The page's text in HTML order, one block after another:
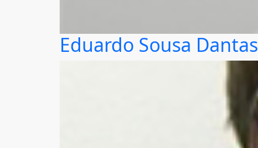
Eduardo Sousa Dantas